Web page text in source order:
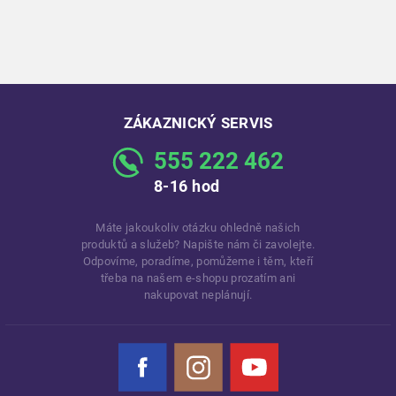
ZÁKAZNICKÝ SERVIS
555 222 462
8-16 hod
Máte jakoukoliv otázku ohledně našich
produktů a služeb? Napište nám či zavolejte.
Odpovíme, poradíme, pomůžeme i těm, kteří
třeba na našem e-shopu prozatím ani
nakupovat neplánují.
Facebook Instagram YouTube